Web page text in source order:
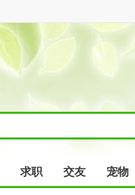
求职 交友 宠物